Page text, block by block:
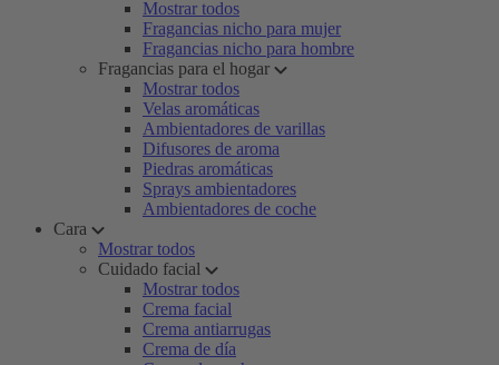
Mostrar todos
Fragancias nicho para mujer
Fragancias nicho para hombre
Fragancias para el hogar
Mostrar todos
Velas aromáticas
Ambientadores de varillas
Difusores de aroma
Piedras aromáticas
Sprays ambientadores
Ambientadores de coche
Cara
Mostrar todos
Cuidado facial
Mostrar todos
Crema facial
Crema antiarrugas
Crema de día